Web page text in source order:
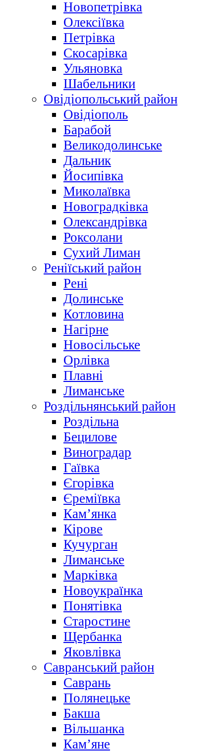
Новопетрівка
Олексіївка
Петрівка
Скосарівка
Ульяновка
Шабельники
Овідіопольський район
Овідіополь
Барабой
Великодолинське
Дальник
Йосипівка
Миколаївка
Новоградківка
Олександрівка
Роксолани
Сухий Лиман
Реніїський район
Рені
Долинське
Котловина
Нагірне
Новосільське
Орлівка
Плавні
Лиманське
Роздільнянський район
Роздільна
Бецилове
Виноградар
Гаївка
Єгорівка
Єреміївка
Кам’янка
Кірове
Кучурган
Лиманське
Марківка
Новоукраїнка
Понятівка
Старостине
Щербанка
Яковлівка
Савранський район
Саврань
Полянецьке
Бакша
Вільшанка
Кам’яне